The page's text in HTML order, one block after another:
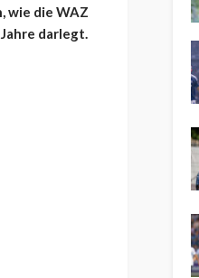
wie die WAZ
darlegt.